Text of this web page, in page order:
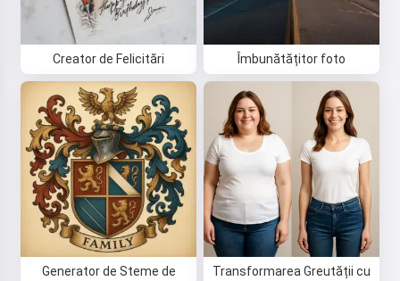
Creator de Felicitări Îmbunătățitor foto
Generator de Steme de
Transformarea Greutății cu